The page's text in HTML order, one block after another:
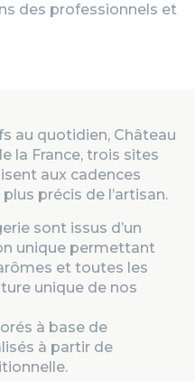
des professionnels et
au quotidien, Château
la France, trois sites
aux cadences
précis de l’artisan.
sont issus d’un
unique permettant
et toutes les
unique de nos
à base de
à partir de